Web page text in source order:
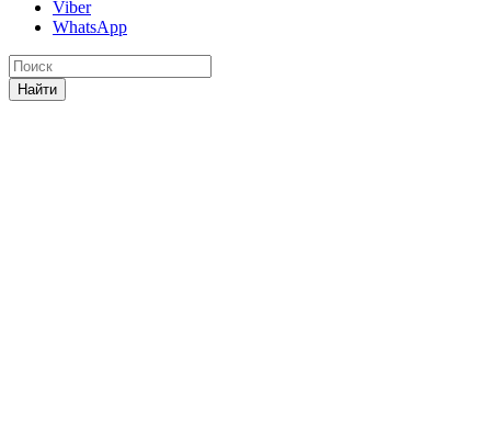
Viber
WhatsApp
Найти